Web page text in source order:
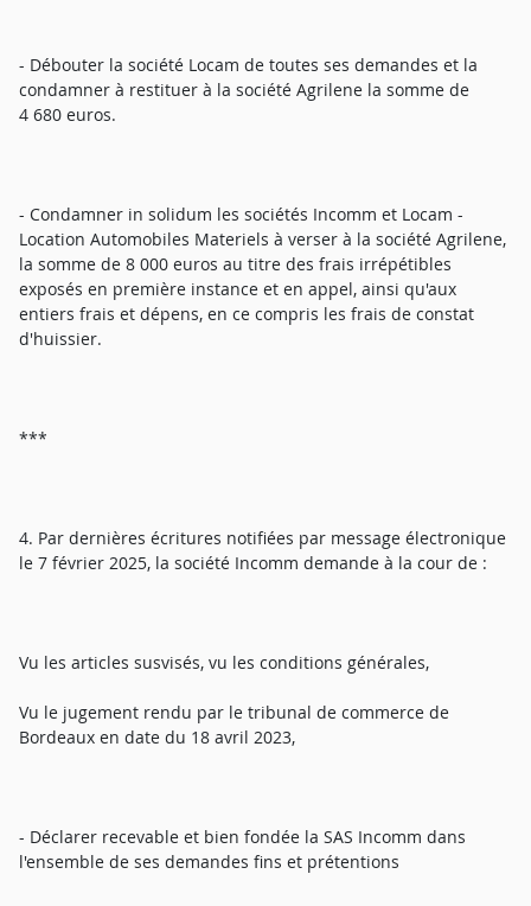
- Débouter la société Locam de toutes ses demandes et la
condamner à restituer à la société Agrilene la somme de
4 680 euros.
- Condamner in solidum les sociétés Incomm et Locam -
Location Automobiles Materiels à verser à la société Agrilene,
la somme de 8 000 euros au titre des frais irrépétibles
exposés en première instance et en appel, ainsi qu'aux
entiers frais et dépens, en ce compris les frais de constat
d'huissier.
***
4. Par dernières écritures notifiées par message électronique
le 7 février 2025, la société Incomm demande à la cour de :
Vu les articles susvisés, vu les conditions générales,
Vu le jugement rendu par le tribunal de commerce de
Bordeaux en date du 18 avril 2023,
- Déclarer recevable et bien fondée la SAS Incomm dans
l'ensemble de ses demandes fins et prétentions